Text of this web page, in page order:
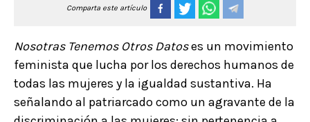
Comparta este artículo
Nosotras Tenemos Otros Datoses un movimiento
feminista que lucha por los derechos humanos de
todas las mujeres y la igualdad sustantiva. Ha
señalando al patriarcado como un agravante de la